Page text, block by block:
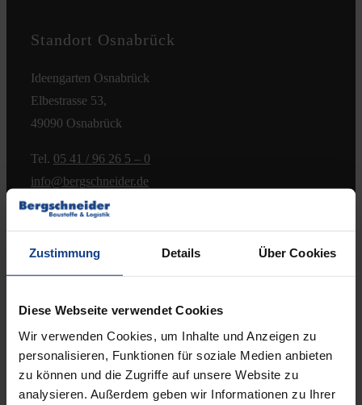
Zustimmung Details Über Cookies
Diese Webseite verwendet Cookies
Wir verwenden Cookies, um Inhalte und Anzeigen zu
personalisieren, Funktionen für soziale Medien anbieten
zu können und die Zugriffe auf unsere Website zu
analysieren. Außerdem geben wir Informationen zu Ihrer
Standort Osnabrück
Ideengarten Osnabrück
Elbestrasse 53,
49090 Osnabrück
Tel. 05 41 / 96 26 5 – 0
info@bergschneider.de
Öffnungszeiten:
Montag – Freitag:
7.00 – 16.00 Uhr
Samstag:
8.00 – 12.00 Uhr
(jeden 2. Samstag, ab 11.04.2026)